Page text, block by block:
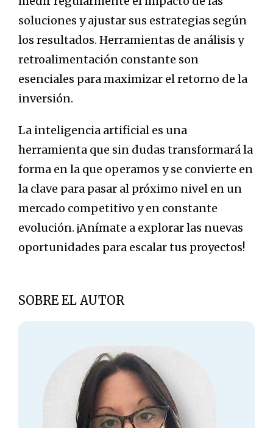
soluciones y ajustar sus estrategias según
los resultados. Herramientas de análisis y
retroalimentación constante son
esenciales para maximizar el retorno de la
inversión.
La inteligencia artificial es una
herramienta que sin dudas transformará la
forma en la que operamos y se convierte en
la clave para pasar al próximo nivel en un
mercado competitivo y en constante
evolución. ¡Anímate a explorar las nuevas
oportunidades para escalar tus proyectos!
SOBRE EL AUTOR